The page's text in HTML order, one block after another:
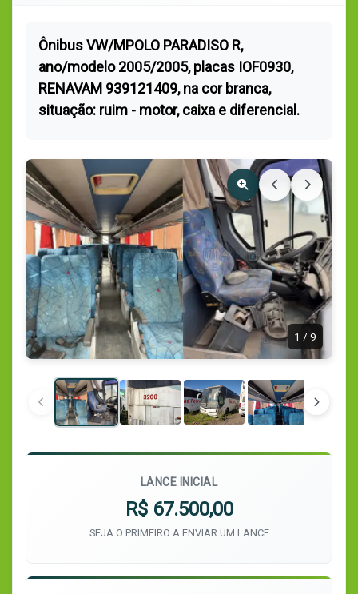
Ônibus VW/MPOLO PARADISO R,
ano/modelo 2005/2005, placas IOF0930,
RENAVAM 939121409, na cor branca,
situação: ruim - motor, caixa e diferencial.
1 / 9
LANCE INICIAL
R$ 67.500,00
SEJA O PRIMEIRO A ENVIAR UM LANCE